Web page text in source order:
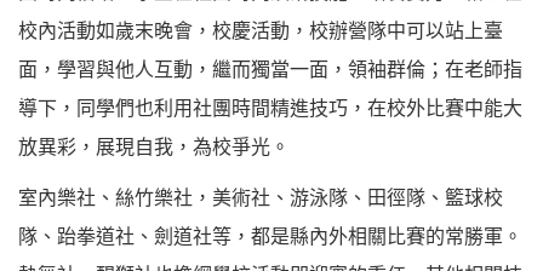
校內活動如歲末晚會，校慶活動，校辦營隊中可以站上臺
面，學習與他人互動，繼而獨當一面，領袖群倫；在老師指
導下，同學們也利用社團時間精進技巧，在校外比賽中能大
放異彩，展現自我，為校爭光。
室內樂社、絲竹樂社，美術社、游泳隊、田徑隊、籃球校
隊、跆拳道社、劍道社等，都是縣內外相關比賽的常勝軍。